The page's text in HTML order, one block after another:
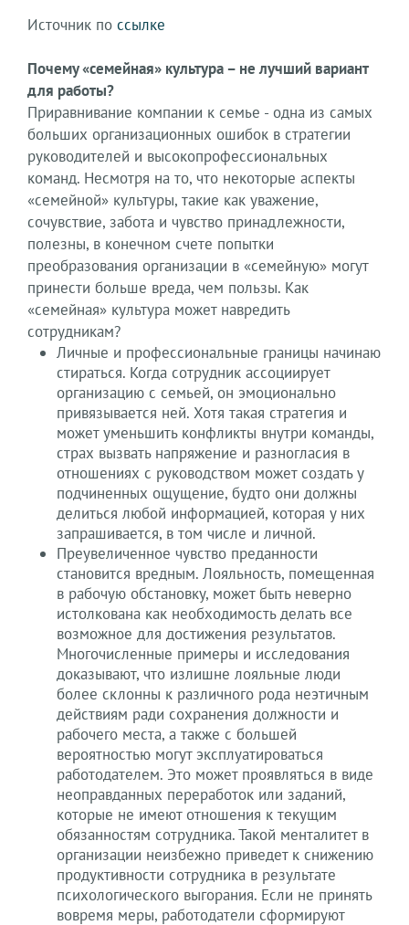
Источник по ссылке
Почему «семейная» культура – не лучший вариант
для работы?
Приравнивание компании к семье ­- одна из самых
больших организационных ошибок в стратегии
руководителей и высокопрофессиональных
команд. Несмотря на то, что некоторые аспекты
«семейной» культуры, такие как уважение,
сочувствие, забота и чувство принадлежности,
полезны, в конечном счете попытки
преобразования организации в «семейную» могут
принести больше вреда, чем пользы. Как
«семейная» культура может навредить
сотрудникам?
Личные и профессиональные границы начинаю
стираться. Когда сотрудник ассоциирует
организацию с семьей, он эмоционально
привязывается ней. Хотя такая стратегия и
может уменьшить конфликты внутри команды,
страх вызвать напряжение и разногласия в
отношениях с руководством может создать у
подчиненных ощущение, будто они должны
делиться любой информацией, которая у них
запрашивается, в том числе и личной.
Преувеличенное чувство преданности
становится вредным. Лояльность, помещенная
в рабочую обстановку, может быть неверно
истолкована как необходимость делать все
возможное для достижения результатов.
Многочисленные примеры и исследования
доказывают, что излишне лояльные люди
более склонны к различного рода неэтичным
действиям ради сохранения должности и
рабочего места, а также с большей
вероятностью могут эксплуатироваться
работодателем. Это может проявляться в виде
неоправданных переработок или заданий,
которые не имеют отношения к текущим
обязанностям сотрудника. Такой менталитет в
организации неизбежно приведет к снижению
продуктивности сотрудника в результате
психологического выгорания. Если не принять
вовремя меры, работодатели сформируют